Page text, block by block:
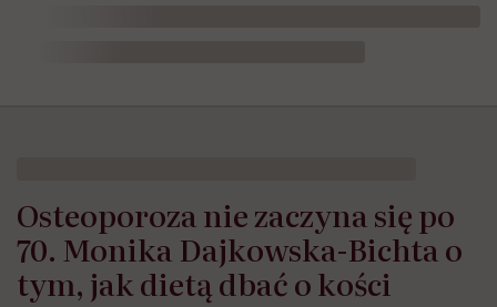
Osteoporoza nie zaczyna się po
70. Monika Dajkowska-Bichta o
tym, jak dietą dbać o kości